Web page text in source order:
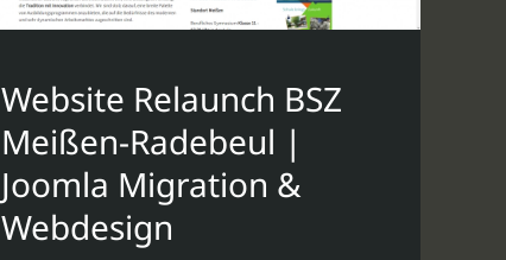
Website Relaunch BSZ
Meißen-Radebeul |
Joomla Migration &
Webdesign